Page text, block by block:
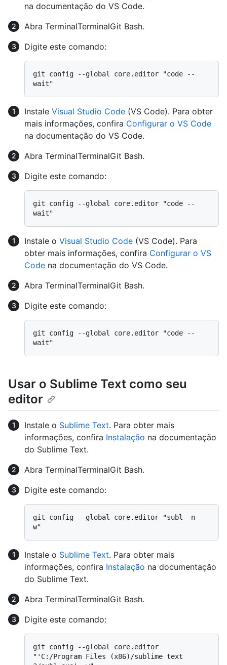
na documentação do VS Code.
Abra TerminalTerminalGit Bash.
Digite este comando:
git config --global core.editor "code --
Instale Visual Studio Code (VS Code). Para obter
mais informações, confira Configurar o VS Code
na documentação do VS Code.
Abra TerminalTerminalGit Bash.
Digite este comando:
git config --global core.editor "code --
Instale o Visual Studio Code (VS Code). Para
obter mais informações, confira Configurar o VS
Code na documentação do VS Code.
Abra TerminalTerminalGit Bash.
Digite este comando:
git config --global core.editor "code --
Usar o Sublime Text como seu
editor
Instale o Sublime Text. Para obter mais
informações, confira Instalação na documentação
do Sublime Text.
Abra TerminalTerminalGit Bash.
Digite este comando:
git config --global core.editor "subl -n -
Instale o Sublime Text. Para obter mais
informações, confira Instalação na documentação
do Sublime Text.
Abra TerminalTerminalGit Bash.
Digite este comando:
git config --global core.editor
"'C:/Program Files (x86)/sublime text